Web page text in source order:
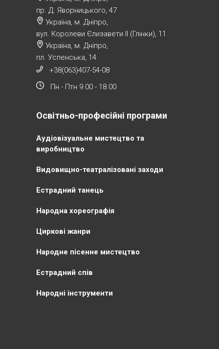
пр. Д. Яворницького, 47
Україна, м. Дніпро,
вул. Королеви Єлизавети ІІ (Глінки), 11
Україна, м. Дніпро,
пл. Успенська, 14
+38(063)407-54-08
Пн - Птн 9.00 - 18.00
Освітньо-професійні програми
Аудіовізуальне мистецтво та
виробництво
Видовищно-театралізовані заходи
Естрадний танець
Народна хореографія
Циркові жанри
Народне пісенне мистецтво
Естрадний спів
Народні інструменти